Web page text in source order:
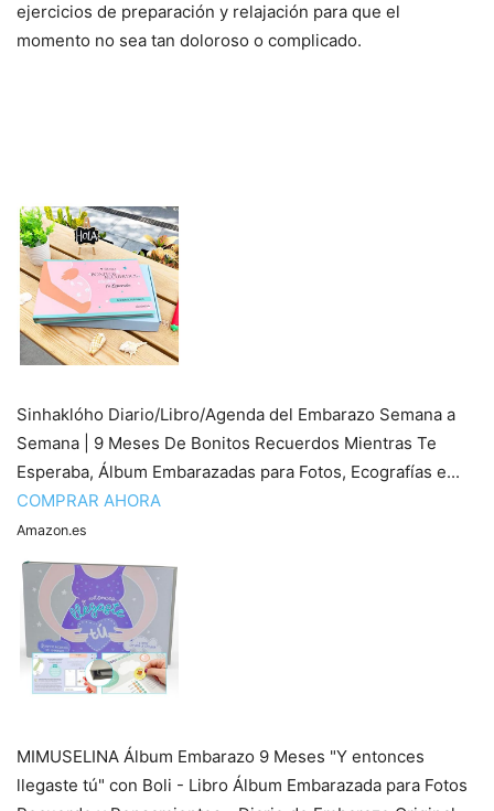
ejercicios de preparación y relajación para que el
momento no sea tan doloroso o complicado.
Sinhaklóho Diario/Libro/Agenda del Embarazo Semana a
Semana | 9 Meses De Bonitos Recuerdos Mientras Te
Esperaba, Álbum Embarazadas para Fotos, Ecografías e...
COMPRAR AHORA
Amazon.es
MIMUSELINA Álbum Embarazo 9 Meses "Y entonces
llegaste tú" con Boli - Libro Álbum Embarazada para Fotos